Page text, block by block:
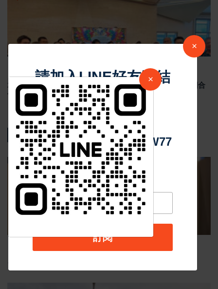
Jun 25 2026 1393
2026馬尼拉亞太世界年會登場掀公益浪潮 國際同濟會跨國合
作全面升級
熱門新聞
影音新聞
Nov 19 2025 1045
台中個人燒肉！自己做烤串丼！好吃又好玩！
×
請加入LINE好友連結
中 華 超 傳 媒
Https://reurl.cc/adqW77
訂閱
×